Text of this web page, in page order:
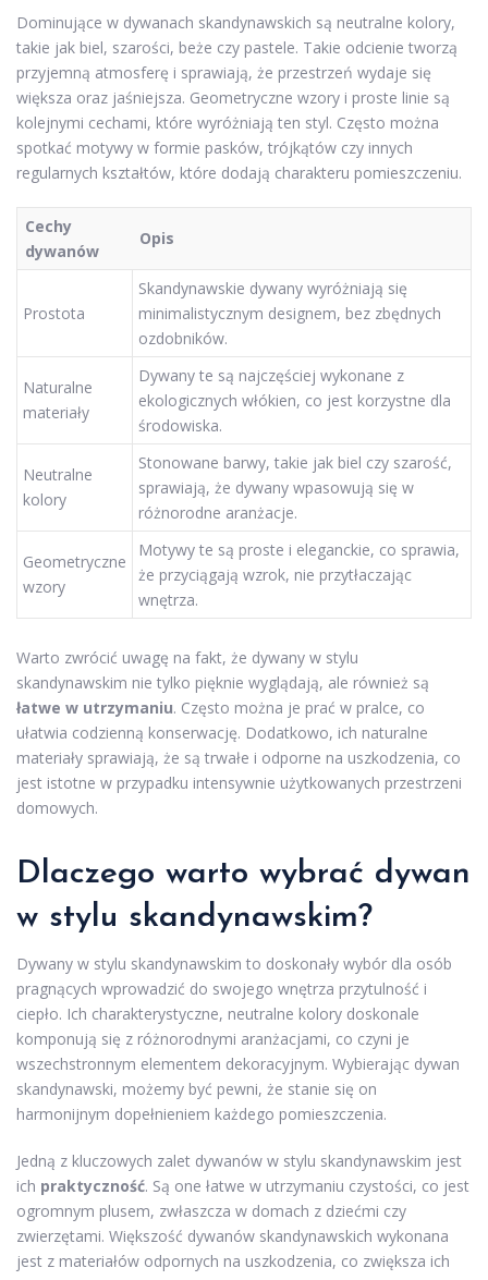
Dominujące w dywanach skandynawskich są neutralne kolory,
takie jak biel, szarości, beże czy pastele. Takie odcienie tworzą
przyjemną atmosferę i sprawiają, że przestrzeń wydaje się
większa oraz jaśniejsza. Geometryczne wzory i proste linie są
kolejnymi cechami, które wyróżniają ten styl. Często można
spotkać motywy w formie pasków, trójkątów czy innych
regularnych kształtów, które dodają charakteru pomieszczeniu.
Cechy
dywanów
Opis
Prostota
Skandynawskie dywany wyróżniają się
minimalistycznym designem, bez zbędnych
ozdobników.
Naturalne
materiały
Dywany te są najczęściej wykonane z
ekologicznych włókien, co jest korzystne dla
środowiska.
Neutralne
kolory
Stonowane barwy, takie jak biel czy szarość,
sprawiają, że dywany wpasowują się w
różnorodne aranżacje.
Geometryczne
wzory
Motywy te są proste i eleganckie, co sprawia,
że przyciągają wzrok, nie przytłaczając
wnętrza.
Warto zwrócić uwagę na fakt, że dywany w stylu
skandynawskim nie tylko pięknie wyglądają, ale również są
łatwe w utrzymaniu. Często można je prać w pralce, co
ułatwia codzienną konserwację. Dodatkowo, ich naturalne
materiały sprawiają, że są trwałe i odporne na uszkodzenia, co
jest istotne w przypadku intensywnie użytkowanych przestrzeni
domowych.
Dlaczego warto wybrać dywan
w stylu skandynawskim?
Dywany w stylu skandynawskim to doskonały wybór dla osób
pragnących wprowadzić do swojego wnętrza przytulność i
ciepło. Ich charakterystyczne, neutralne kolory doskonale
komponują się z różnorodnymi aranżacjami, co czyni je
wszechstronnym elementem dekoracyjnym. Wybierając dywan
skandynawski, możemy być pewni, że stanie się on
harmonijnym dopełnieniem każdego pomieszczenia.
Jedną z kluczowych zalet dywanów w stylu skandynawskim jest
ich praktyczność. Są one łatwe w utrzymaniu czystości, co jest
ogromnym plusem, zwłaszcza w domach z dziećmi czy
zwierzętami. Większość dywanów skandynawskich wykonana
jest z materiałów odpornych na uszkodzenia, co zwiększa ich